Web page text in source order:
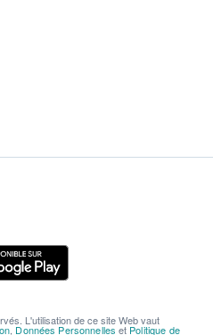
L'utilisation de ce site Web vaut
, Données Personnelles et Politique de